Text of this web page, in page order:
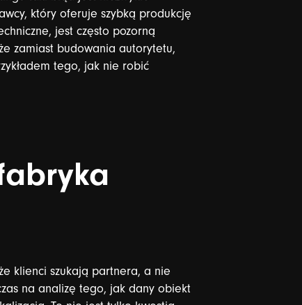
który oferuje szybką produkcję
jest często pozorną
zamiast budowania autorytetu,
tego, jak nie robić
klienci szukają partnera, a nie
na analizę tego, jak dany obiekt